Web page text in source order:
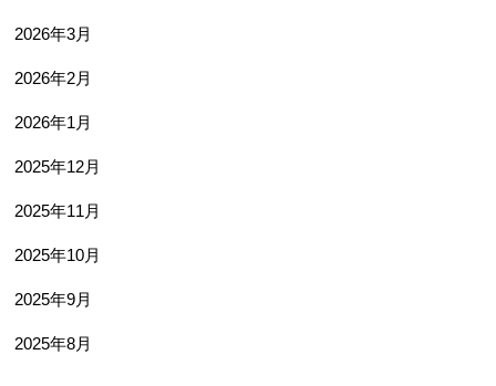
2026年3月
2026年2月
2026年1月
2025年12月
2025年11月
2025年10月
2025年9月
2025年8月